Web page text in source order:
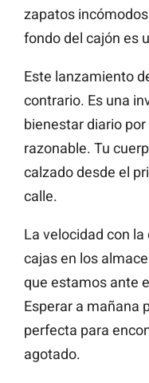
zapatos
fondo del cajón es
Este lanzamiento
contrario. Es una
bienestar diario
razonable. Tu
calzado desde el
calle.
La velocidad con
cajas en los
que estamos ante
Esperar a mañana
perfecta para
agotado.